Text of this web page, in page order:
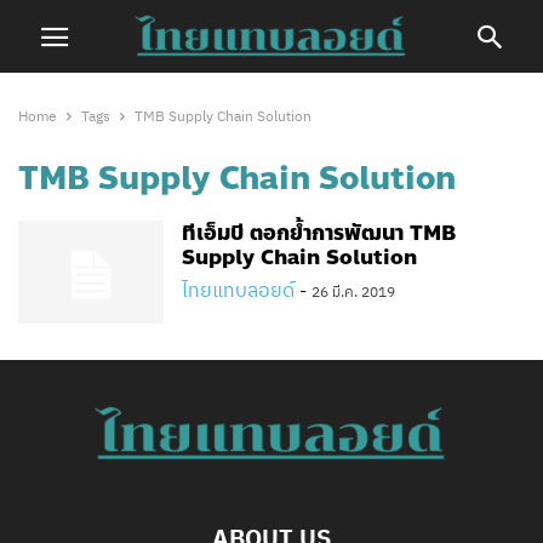
Home Tags TMB Supply Chain Solution
TMB Supply Chain Solution
ทีเอ็มบี ตอกย้ำการพัฒนา TMB
Supply Chain Solution
ไทยแทบลอยด์ - 26 มี.ค. 2019